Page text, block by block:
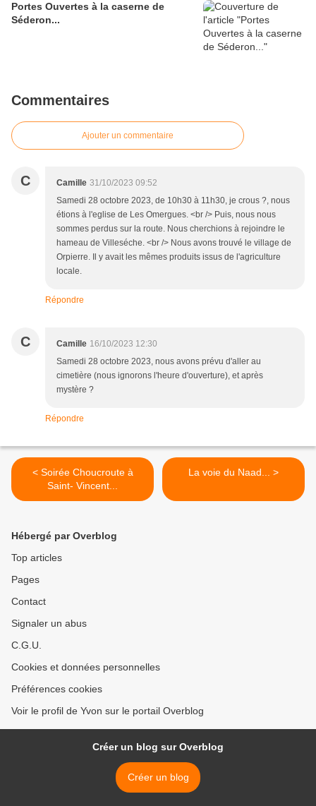
Portes Ouvertes à la caserne de
Séderon...
Commentaires
Ajouter un commentaire
C Camille 31/10/2023 09:52
Samedi 28 octobre 2023, de 10h30 à 11h30, je crous ?, nous
étions à l'eglise de Les Omergues. <br /> Puis, nous nous
sommes perdus sur la route. Nous cherchions à rejoindre le
hameau de Villeséche. <br /> Nous avons trouvé le village de
Orpierre. Il y avait les mêmes produits issus de l'agriculture
locale.
Répondre
C Camille 16/10/2023 12:30
Samedi 28 octobre 2023, nous avons prévu d'aller au
cimetière (nous ignorons l'heure d'ouverture), et après
mystère ?
Répondre
< Soirée Choucroute à
Saint- Vincent...
La voie du Naad... >
Hébergé par Overblog
Top articles
Pages
Contact
Signaler un abus
C.G.U.
Cookies et données personnelles
Préférences cookies
Voir le profil de Yvon sur le portail Overblog
Créer un blog sur Overblog
Créer un blog